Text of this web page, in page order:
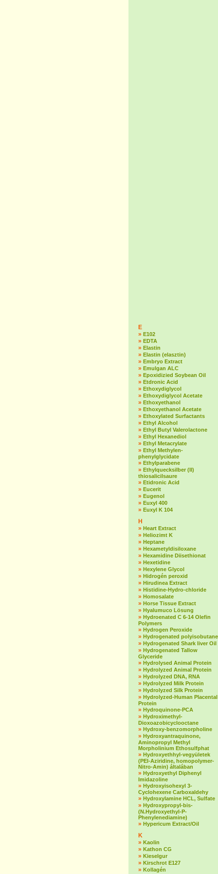
E
» E102
» EDTA
» Elastin
» Elastin (elasztin)
» Embryo Extract
» Emulgan ALC
» Epoxidizied Soybean Oil
» Etdronic Acid
» Ethoxydiglycol
» Ethoxydiglycol Acetate
» Ethoxyethanol
» Ethoxyethanol Acetate
» Ethoxylated Surfactants
» Ethyl Alcohol
» Ethyl Butyl Valerolactone
» Ethyl Hexanediol
» Ethyl Metacrylate
» Ethyl Methylen-
phenylglycidate
» Ethylparabene
» Ethylquecksilber (II)
thiosalicilsaure
» Etidronic Acid
» Eucerit
» Eugenol
» Euxyl 400
» Euxyl K 104
H
» Heart Extract
» Heliozimt K
» Heptane
» Hexametyldisiloxane
» Hexamidine Diisethionat
» Hexetidine
» Hexylene Glycol
» Hidrogén peroxid
» Hirudinea Extract
» Histidine-Hydro-chloride
» Homosalate
» Horse Tissue Extract
» Hyalumuco Lösung
» Hydroenated C 6-14 Olefin
Polymers
» Hydrogen Peroxide
» Hydrogenated polyisobutane
» Hydrogenated Shark liver Oil
» Hydrogenated Tallow
Glyceride
» Hydrolysed Animal Protein
» Hydrolyzed Animal Protein
» Hydrolyzed DNA, RNA
» Hydrolyzed Milk Protein
» Hydrolyzed Silk Protein
» Hydrolyzed-Human Placental
Protein
» Hydroquinone-PCA
» Hydroximethyl-
Dioxoazobicyclooctane
» Hydroxy-benzomorpholine
» Hydroxyantraquinone,
Aminopropyl Methyl
Morpholinium Ethosulfphat
» Hydroxyethhyl-vegyületek
(PEI-Aziridine, homopolymer-
Nitro-Amin) általában
» Hydroxyethyl Diphenyl
Imidazoline
» Hydroxyisohexyl 3-
Cyclohexene Carboxaldehy
» Hydroxylamine HCL, Sulfate
» Hydroxypropyl-bis-
(N.Hydroxyethyl-P-
Phenylenediamine)
» Hypericum Extract/Oil
K
» Kaolin
» Kathon CG
» Kieselgur
» Kirschrot E127
» Kollagén